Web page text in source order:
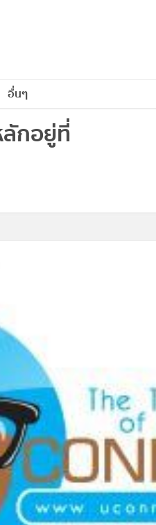
อื่นๆ
ลักอยู่ที่